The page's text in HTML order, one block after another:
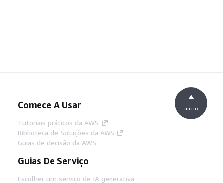
Comece A Usar
Tutoriais práticos da AWS
Biblioteca de Soluções da AWS
Guias de decisão da AWS
Guias De Serviço
Escolher um serviço de IA generativa
início